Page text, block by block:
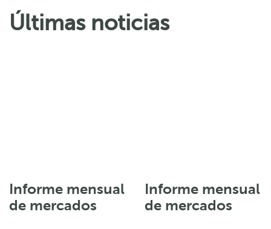
Últimas noticias
Informe mensual
de mercados
Informe mensual
de mercados